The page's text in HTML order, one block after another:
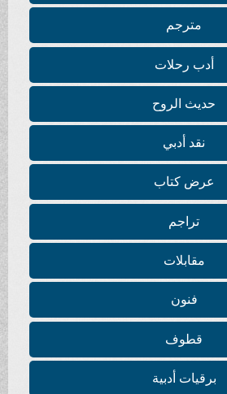
مترجم
أدب رحلات
حديث الروح
نقد أدبي
عرض كتاب
تراجم
مقابلات
فنون
قطوف
برقيات أدبية